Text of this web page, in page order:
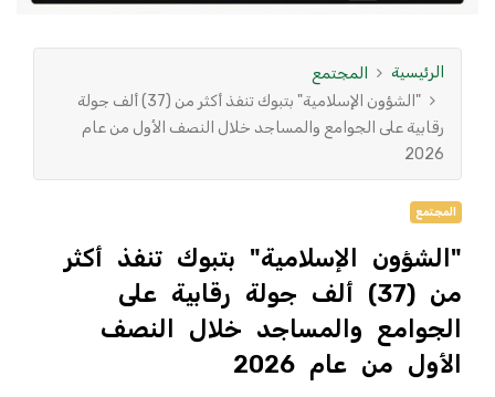
الرئيسية
المجتمع
"الشؤون الإسلامية" بتبوك تنفذ أكثر من (37) ألف جولة
رقابية على الجوامع والمساجد خلال النصف الأول من عام
2026
المجتمع
"الشؤون الإسلامية" بتبوك تنفذ أكثر
من (37) ألف جولة رقابية على
الجوامع والمساجد خلال النصف
الأول من عام 2026